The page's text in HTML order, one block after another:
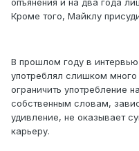
опъянения и на два года
Кроме того, Майклу
В прошлом году в
употреблял слишком
ограничить употребление
собственным словам,
удивление, не оказывает
карьеру.